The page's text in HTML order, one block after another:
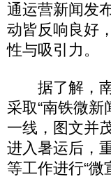
通运营新闻发
动皆反响良好
性与吸引力。
据了解，南
采取“南铁微新
一线，图文并
进入暑运后，
等工作进行“微